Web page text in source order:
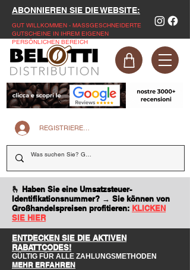
ABONNIEREN SIE DIE WEBSITE:
GUT WILLKOMMEN - MASSGESCHNEIDERTE
GUTSCHEINE IN IHREM EIGENEN
PERSÖNLICHEN BEREICH
REGISTRIEREN SIE SICH AUF DER WEBSITE
🫰 Haben Sie eine Umsatzsteuer-
Identifikationsnummer? → Sie können von
Großhandelspreisen profitieren: KLICKEN
SIE HIER
ENTDECKEN SIE DIE AKTIVEN
RABATTCODES!
GÜLTIG FÜR ALLE ZAHLUNGSMETHODEN
MEHR ERFAHREN